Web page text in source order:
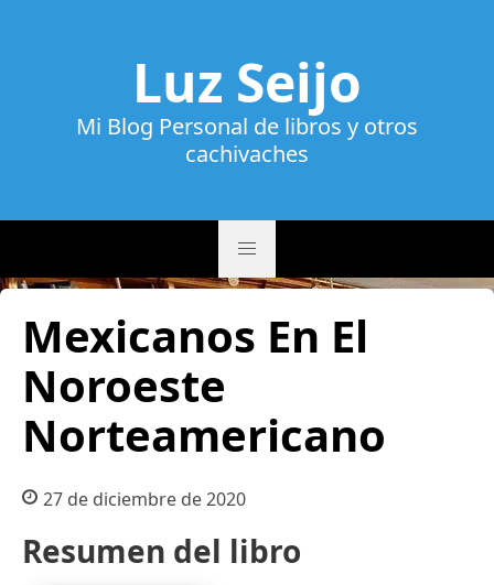
Luz Seijo
Mi Blog Personal de libros y otros
cachivaches
Mexicanos En El
Noroeste
Norteamericano
27 de diciembre de 2020
Resumen del libro